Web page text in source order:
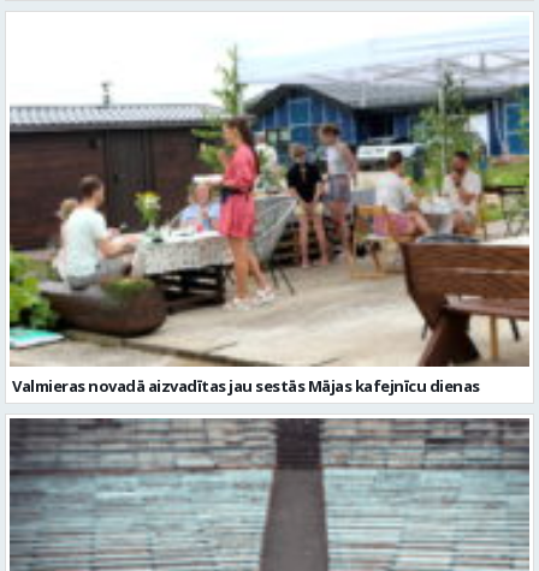
Valmieras novadā aizvadītas jau sestās Mājas kafejnīcu dienas